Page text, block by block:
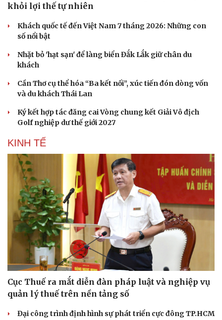
Văn hóa
Sân khấu - Điện ảnh
Âm nhạc
Di sản
Giải trí
Sao Việt
khỏi lợi thế tự nhiên
Khách quốc tế đến Việt Nam 7 tháng 2026: Những con
số nổi bật
Nhặt bỏ 'hạt sạn' để làng biển Đắk Lắk giữ chân du
khách
Cần Thơ cụ thể hóa “Ba kết nối”, xúc tiến đón dòng vốn
và du khách Thái Lan
Ký kết hợp tác đăng cai Vòng chung kết Giải Vô địch
Golf nghiệp dư thế giới 2027
KINH TẾ
Cục Thuế ra mắt diễn đàn pháp luật và nghiệp vụ
quản lý thuế trên nền tảng số
Đại công trình định hình sự phát triển cực đông TP.HCM